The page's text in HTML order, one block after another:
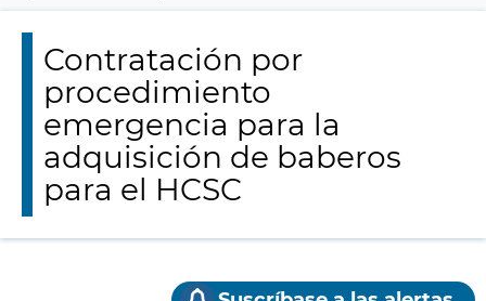
Contratación por
procedimiento
emergencia para la
adquisición de baberos
para el HCSC